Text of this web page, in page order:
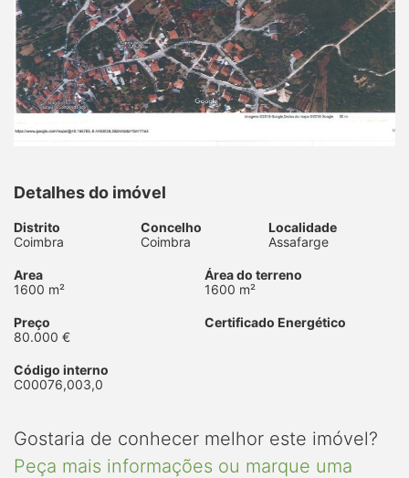
Detalhes do imóvel
Distrito
Coimbra
Concelho
Coimbra
Localidade
Assafarge
Area
1600 m²
Área do terreno
1600 m²
Preço
80.000 €
Certificado Energético
Código interno
C00076,003,0
Gostaria de conhecer melhor este imóvel?
Peça mais informações ou marque uma